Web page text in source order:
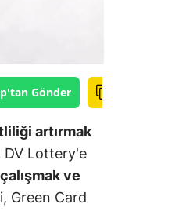
Gönder
artırmak
DV Lottery'e
ve
Green Card